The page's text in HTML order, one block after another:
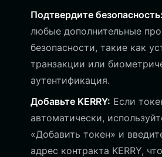
Подтвердите безопасность:
любые дополнительные
безопасности, такие как
транзакции или
аутентификация.
Добавьте KERRY: Если
автоматически,
«Добавить токен» и
адрес контракта KERRY,